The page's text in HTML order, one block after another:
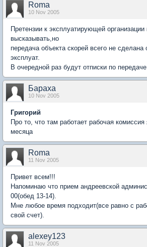
Roma
10 Nov 2005
Претензии к эксплуатирующей
высказывать,но
передача объекта скорей всего не сделана
эксплуат.
В очередной раз будут отписки по
Бараха
10 Nov 2005
Григорий
Про то, что там работает рабочая
месяца
Roma
11 Nov 2005
Привет всем!!!
Напоминаю что прием андреевской
00(обед 13-14).
Мне любое время подходит(все равно с
свой счет).
alexey123
11 Nov 2005